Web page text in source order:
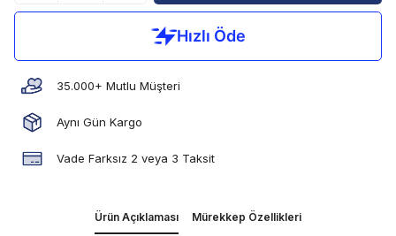
35.000+ Mutlu Müşteri
Aynı Gün Kargo
Vade Farksız 2 veya 3 Taksit
Ürün Açıklaması Mürekkep Özellikleri